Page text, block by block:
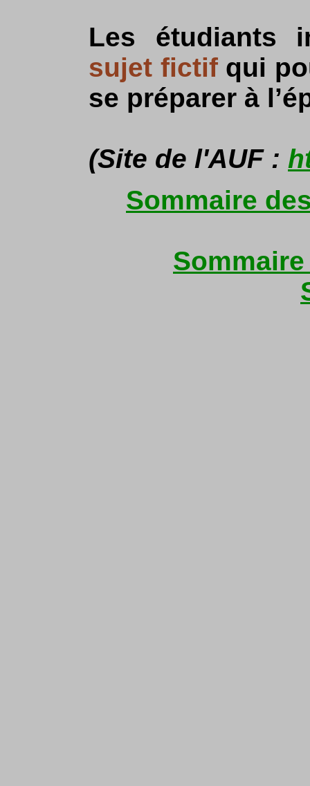
Les étudiants
sujet fictifqui
se préparer à
(Site de l'AUF :
Sommaire